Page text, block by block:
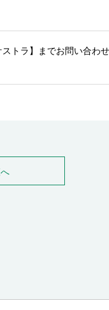
トラ】までお問い合わせ